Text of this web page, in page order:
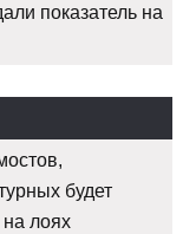
показатель на
будет
лоях